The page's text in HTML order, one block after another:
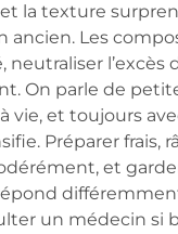
la texture
ancien. Les
neutraliser l’excès
On parle de
vie, et toujours
Préparer frais,
et
un médecin si